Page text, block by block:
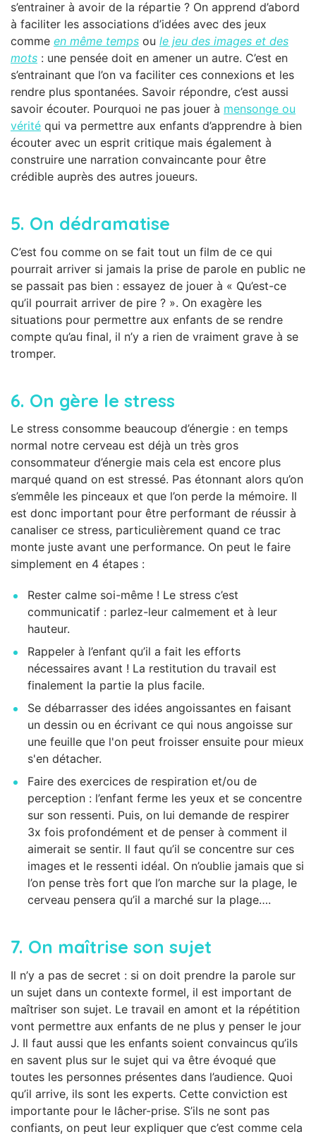
s’entrainer à avoir de la répartie ? On apprend d’abord
à faciliter les associations d’idées avec des jeux
comme en même temps ou le jeu des images et des
mots : une pensée doit en amener un autre. C’est en
s’entrainant que l’on va faciliter ces connexions et les
rendre plus spontanées. Savoir répondre, c’est aussi
savoir écouter. Pourquoi ne pas jouer à mensonge ou
vérité qui va permettre aux enfants d’apprendre à bien
écouter avec un esprit critique mais également à
construire une narration convaincante pour être
crédible auprès des autres joueurs.
5. On dédramatise
C’est fou comme on se fait tout un film de ce qui
pourrait arriver si jamais la prise de parole en public ne
se passait pas bien : essayez de jouer à « Qu’est-ce
qu’il pourrait arriver de pire ? ». On exagère les
situations pour permettre aux enfants de se rendre
compte qu’au final, il n’y a rien de vraiment grave à se
tromper.
6. On gère le stress
Le stress consomme beaucoup d’énergie : en temps
normal notre cerveau est déjà un très gros
consommateur d’énergie mais cela est encore plus
marqué quand on est stressé. Pas étonnant alors qu’on
s’emmêle les pinceaux et que l’on perde la mémoire. Il
est donc important pour être performant de réussir à
canaliser ce stress, particulièrement quand ce trac
monte juste avant une performance. On peut le faire
simplement en 4 étapes :
Rester calme soi-même ! Le stress c’est
communicatif : parlez-leur calmement et à leur
hauteur.
Rappeler à l’enfant qu’il a fait les efforts
nécessaires avant ! La restitution du travail est
finalement la partie la plus facile.
Se débarrasser des idées angoissantes en faisant
un dessin ou en écrivant ce qui nous angoisse sur
une feuille que l'on peut froisser ensuite pour mieux
s'en détacher.
Faire des exercices de respiration et/ou de
perception : l’enfant ferme les yeux et se concentre
sur son ressenti. Puis, on lui demande de respirer
3x fois profondément et de penser à comment il
aimerait se sentir. Il faut qu’il se concentre sur ces
images et le ressenti idéal. On n’oublie jamais que si
l’on pense très fort que l’on marche sur la plage, le
cerveau pensera qu’il a marché sur la plage….
7. On maîtrise son sujet
Il n’y a pas de secret : si on doit prendre la parole sur
un sujet dans un contexte formel, il est important de
maîtriser son sujet. Le travail en amont et la répétition
vont permettre aux enfants de ne plus y penser le jour
J. Il faut aussi que les enfants soient convaincus qu’ils
en savent plus sur le sujet qui va être évoqué que
toutes les personnes présentes dans l’audience. Quoi
qu’il arrive, ils sont les experts. Cette conviction est
importante pour le lâcher-prise. S’ils ne sont pas
confiants, on peut leur expliquer que c’est comme cela